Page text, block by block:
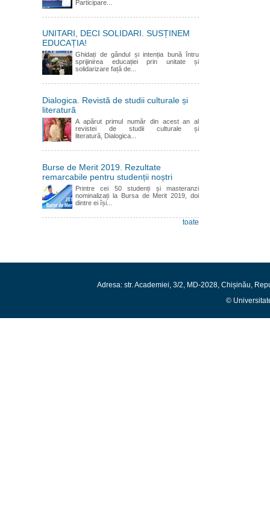
Participare...
UNITARI, DECI SOLIDARI. SUSȚINEM
EDUCAȚIA!
Ghidați de gândul și intenția bună întru
sprijinirea educației prin unitate și
solidarizare față de...
Dialogica. Revistă de studii culturale și
literatură
A apărut primul număr din acest an al
revistei de studii culturale și
literatură, Dialogica...
Burse de Merit 2019. Rezultate
remarcabile pentru studenții noștri
Printre cei 50 studenți și masteranzi
nominalizați la Bursa de Merit 2019, doi
dintre ei își...
toate
Adresa: str. Academiei, 3/2, MD-2028, Chișinău,
©